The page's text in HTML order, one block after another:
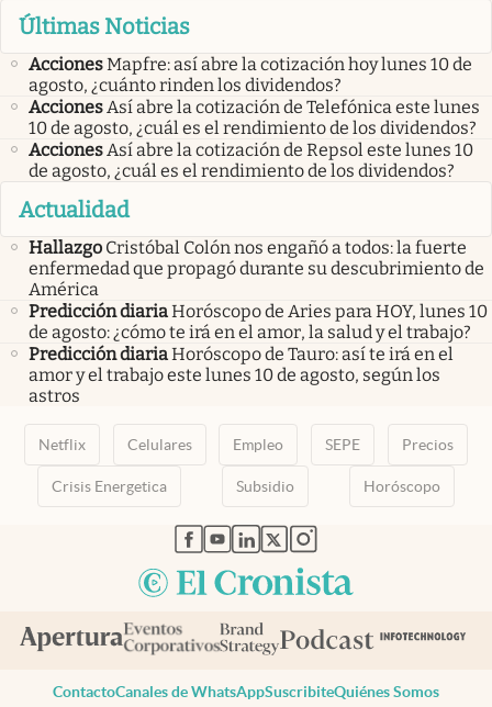
Últimas Noticias
AccionesMapfre: así abre la cotización hoy lunes 10 de
agosto, ¿cuánto rinden los dividendos?
AccionesAsí abre la cotización de Telefónica este lunes
10 de agosto, ¿cuál es el rendimiento de los dividendos?
AccionesAsí abre la cotización de Repsol este lunes 10
de agosto, ¿cuál es el rendimiento de los dividendos?
Actualidad
Hallazgo Cristóbal Colón nos engañó a todos: la fuerte
enfermedad que propagó durante su descubrimiento de
América
Predicción diariaHoróscopo de Aries para HOY, lunes 10
de agosto: ¿cómo te irá en el amor, la salud y el trabajo?
Predicción diariaHoróscopo de Tauro: así te irá en el
amor y el trabajo este lunes 10 de agosto, según los
astros
Netflix Celulares Empleo SEPE Precios
Crisis Energetica Subsidio Horóscopo
abre en nueva pestaña
abre en nueva pestaña
abre en nueva pestaña
abre en nueva pestaña
abre en nueva pestaña
ContactoCanales de WhatsAppSuscribiteQuiénes Somos